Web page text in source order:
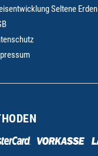
Seltene Erden